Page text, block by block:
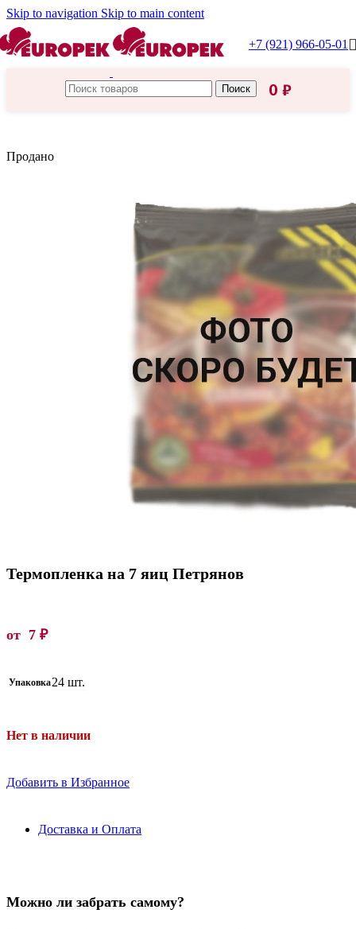
Skip to navigation Skip to main content
+7 (921) 966-05-01
Поиск 0 ₽
Продано
Термопленка на 7 яиц Петрянов
от 7 ₽
Упаковка24 шт.
Нет в наличии
Добавить в Избранное
Доставка и Оплата
Можно ли забрать самому?